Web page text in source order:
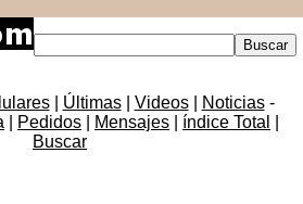
| Últimas| Videos| Noticias-
Pedidos Mensajes índice Total
Buscar